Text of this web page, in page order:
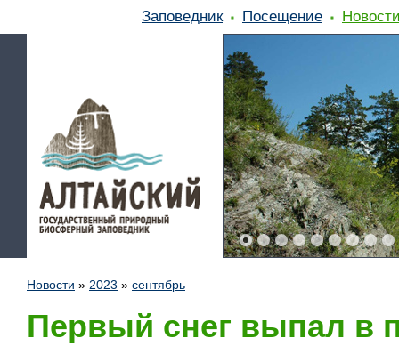
Заповедник Посещение
Новости » 2023 » сентябрь
Первый снег выпал в